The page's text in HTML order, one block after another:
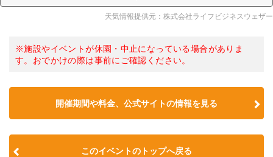
天気情報提供元：株式会社ライフビジネスウェザー
※施設やイベントが休園・中止になっている場合がありま
す。おでかけの際は事前にご確認ください。
開催期間や料金、公式サイトの情報を見る
このイベントのトップへ戻る